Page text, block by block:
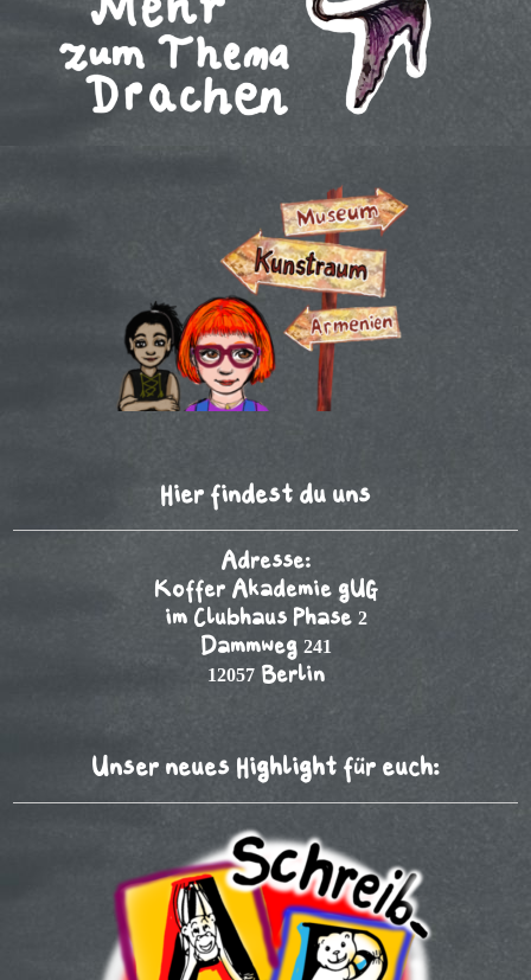
Hier findest du uns
Adresse:
Koffer Akademie gUG
im Clubhaus Phase 2
Dammweg 241
12057 Berlin
Unser neues Highlight für euch: